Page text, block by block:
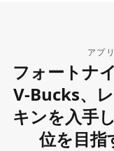
アプ
フォートナ
V-Bucks、
キンを入手
位を目指